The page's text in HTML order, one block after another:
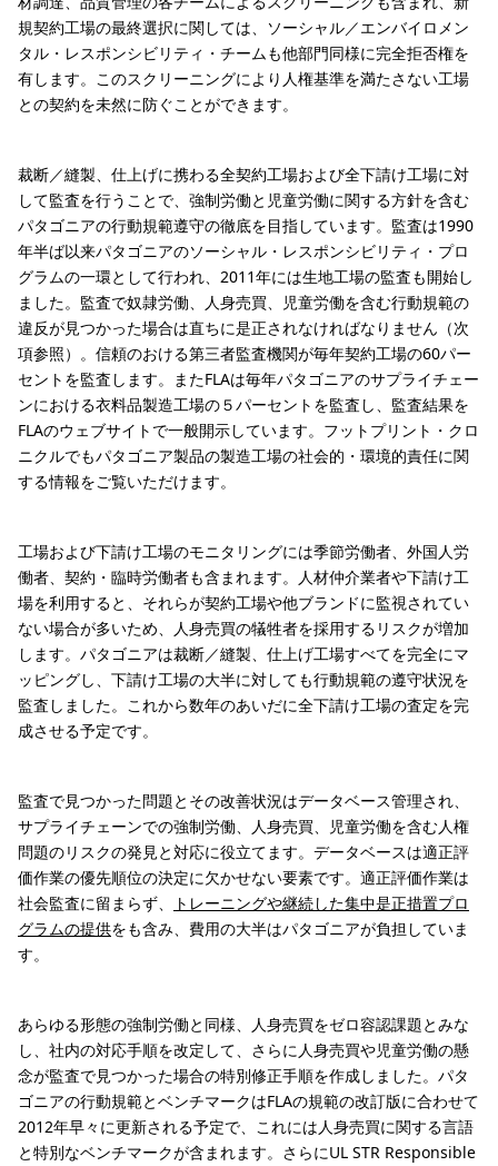
規契約工場の最終選択に関しては、ソーシャル／エンバイロメン
タル・レスポンシビリティ・チームも他部門同様に完全拒否権を
有します。このスクリーニングにより人権基準を満たさない工場
との契約を未然に防ぐことができます。
裁断／縫製、仕上げに携わる全契約工場および全下請け工場に対
して監査を行うことで、強制労働と児童労働に関する方針を含む
パタゴニアの行動規範遵守の徹底を目指しています。監査は1990
年半ば以来パタゴニアのソーシャル・レスポンシビリティ・プロ
グラムの一環として行われ、2011年には生地工場の監査も開始し
ました。監査で奴隷労働、人身売買、児童労働を含む行動規範の
違反が見つかった場合は直ちに是正されなければなりません（次
項参照）。信頼のおける第三者監査機関が毎年契約工場の60パー
セントを監査します。またFLAは毎年パタゴニアのサプライチェー
ンにおける衣料品製造工場の５パーセントを監査し、監査結果を
FLAのウェブサイトで一般開示しています。フットプリント・クロ
ニクルでもパタゴニア製品の製造工場の社会的・環境的責任に関
する情報をご覧いただけます。
工場および下請け工場のモニタリングには季節労働者、外国人労
働者、契約・臨時労働者も含まれます。人材仲介業者や下請け工
場を利用すると、それらが契約工場や他ブランドに監視されてい
ない場合が多いため、人身売買の犠牲者を採用するリスクが増加
します。パタゴニアは裁断／縫製、仕上げ工場すべてを完全にマ
ッピングし、下請け工場の大半に対しても行動規範の遵守状況を
監査しました。これから数年のあいだに全下請け工場の査定を完
成させる予定です。
監査で見つかった問題とその改善状況はデータベース管理され、
サプライチェーンでの強制労働、人身売買、児童労働を含む人権
問題のリスクの発見と対応に役立てます。データベースは適正評
価作業の優先順位の決定に欠かせない要素です。適正評価作業は
社会監査に留まらず、
トレーニングや継続した集中是正措置プロ
グラムの提供をも含み、費用の大半はパタゴニアが負担していま
す。
あらゆる形態の強制労働と同様、人身売買をゼロ容認課題とみな
し、社内の対応手順を改定して、さらに人身売買や児童労働の懸
念が監査で見つかった場合の特別修正手順を作成しました。パタ
ゴニアの行動規範とベンチマークはFLAの規範の改訂版に合わせて
2012年早々に更新される予定で、これには人身売買に関する言語
と特別なベンチマークが含まれます。さらにUL STR Responsible